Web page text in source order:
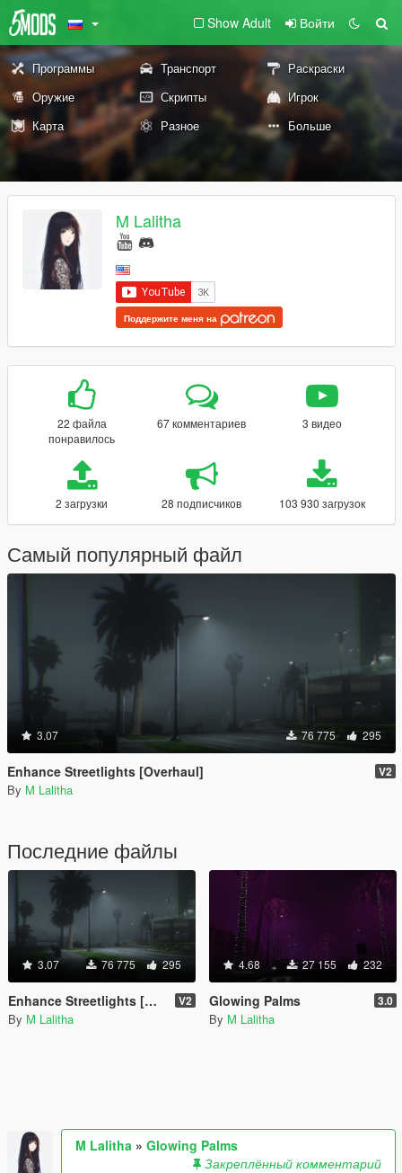
Show Adult Войти
Программы Транспорт
Раскраски
Оружие
Скрипты
Игрок
Карта
Разное Больше
M Lalitha
Поддержите меня на
22 файла
понравилось
67 комментариев 3 видео
2 загрузки 28 подписчиков 103 930 загрузок
Самый популярный файл
3.07 76 775 295
Enhance Streetlights [Overhaul] V2
By M Lalitha
Последние файлы
3.07 76 775 295
Enhance Streetlights [Overhaul] V2
By M Lalitha
4.68 27 155 232
Glowing Palms 3.0
By M Lalitha
M Lalitha » Glowing Palms
Закреплённый комментарий